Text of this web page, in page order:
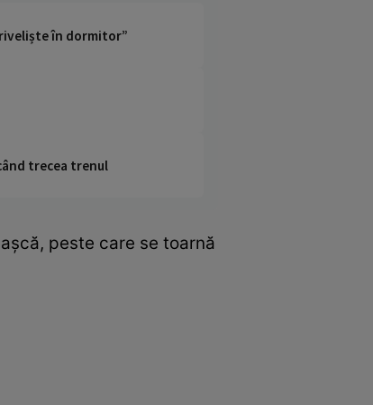
în dormitor”
trecea trenul
peste care se toarnă